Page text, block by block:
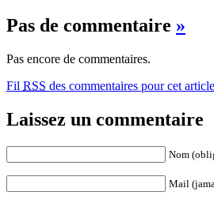
Pas de commentaire »
Pas encore de commentaires.
Fil RSS des commentaires pour cet
Laissez un commentaire
Nom
Mail